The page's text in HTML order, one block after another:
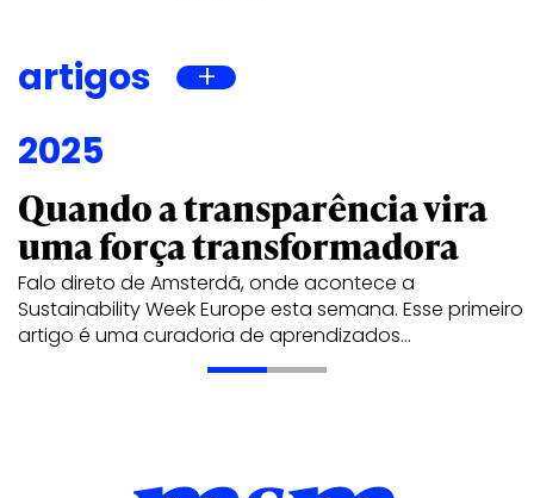
artigos
2025
Quando a transparência vira
uma força transformadora
Falo direto de Amsterdã, onde acontece a
Sustainability Week Europe esta semana. Esse primeiro
artigo é uma curadoria de aprendizados…